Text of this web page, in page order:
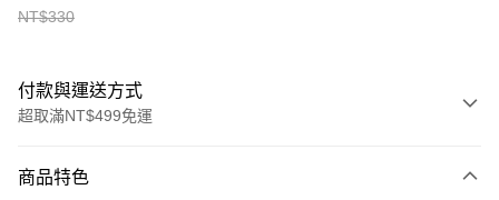
NT$330
付款與運送方式
超取滿NT$499免運
信用卡一次付款
商品特色